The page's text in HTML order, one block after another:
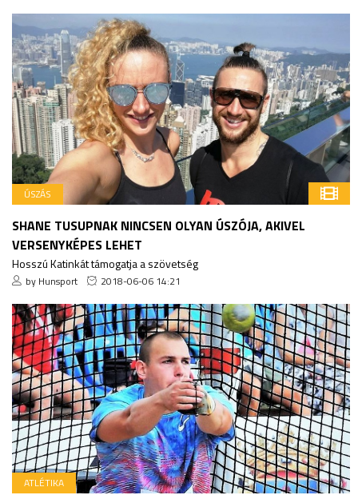
ÚSZÁS
SHANE TUSUPNAK NINCSEN OLYAN ÚSZÓJA, AKIVEL
VERSENYKÉPES LEHET
Hosszú Katinkát támogatja a szövetség
by Hunsport 2018-06-06 14:21
ATLÉTIKA